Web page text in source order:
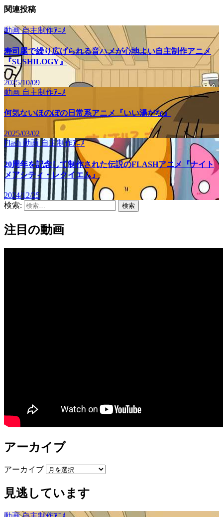
関連投稿
動画自主制作ｱﾆﾒ
寿司屋で繰り広げられる音ハメが心地よい自主制作アニメ
『SUSHILOGY』
2025/10/09
動画 自主制作ｱﾆﾒ
何気ないほのぼの日常系アニメ『いい湯だな』
2025/03/02
Flash 動画自主制作ｱﾆﾒ
20周年を記念して制作された伝説のFLASHアニメ『ナイト
メアシティ・レクイエム』
2024/12/25
検索:
注目の動画
アーカイブ
アーカイブ
見逃しています